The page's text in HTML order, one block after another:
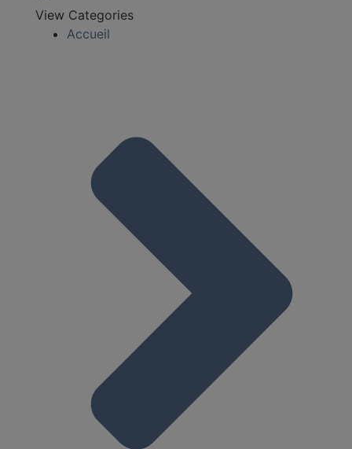
View Categories
Accueil